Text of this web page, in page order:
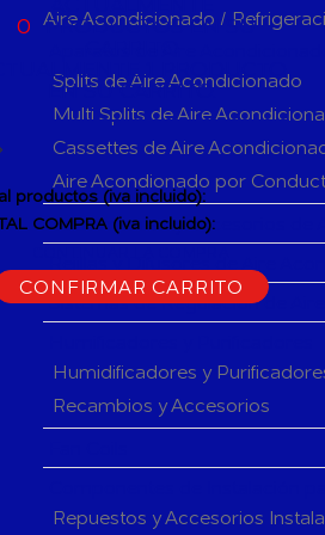
Aire Acondicionado /
Splits de Aire Acondicionado
Multi Splits de Aire
Cassettes de Aire
Aire Acondionado por
Herramientas y accesorios de
Sistemas de Regulación de
Humidificadores y
Recambios y Accesorios
Repuestos y Accesorios
0 PRODUCTOS EN SU
1 PRODUCTO
EN SU CARRITO.
productos (iva incluido):
COMPRA (iva incluido):
CONFIRMAR CARRITO